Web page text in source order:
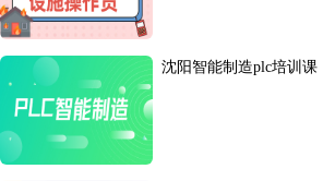
沈阳智能制造plc培训课